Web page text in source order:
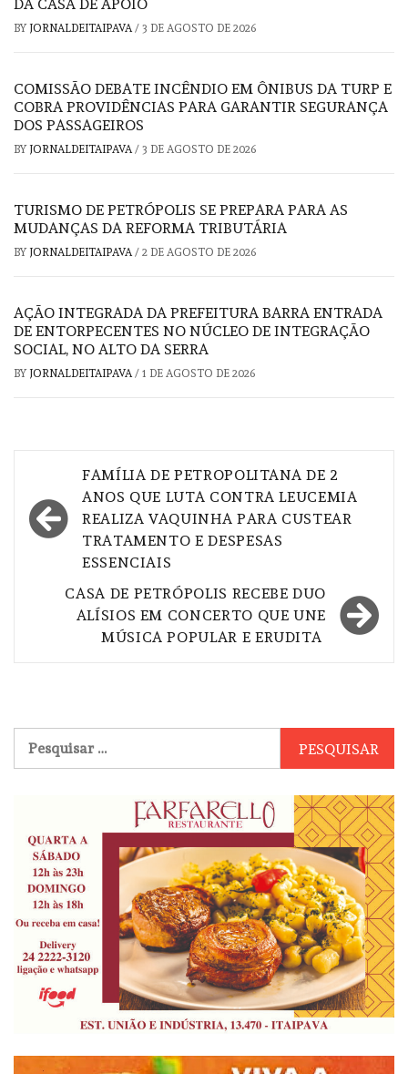
DA CASA DE APOIO
BY JORNALDEITAIPAVA / 3 DE AGOSTO DE 2026
COMISSÃO DEBATE INCÊNDIO EM ÔNIBUS DA TURP E
COBRA PROVIDÊNCIAS PARA GARANTIR SEGURANÇA
DOS PASSAGEIROS
BY JORNALDEITAIPAVA / 3 DE AGOSTO DE 2026
TURISMO DE PETRÓPOLIS SE PREPARA PARA AS
MUDANÇAS DA REFORMA TRIBUTÁRIA
BY JORNALDEITAIPAVA / 2 DE AGOSTO DE 2026
AÇÃO INTEGRADA DA PREFEITURA BARRA ENTRADA
DE ENTORPECENTES NO NÚCLEO DE INTEGRAÇÃO
SOCIAL, NO ALTO DA SERRA
BY JORNALDEITAIPAVA / 1 DE AGOSTO DE 2026
Navegação
de
Post
FAMÍLIA DE PETROPOLITANA DE 2
ANOS QUE LUTA CONTRA LEUCEMIA
REALIZA VAQUINHA PARA CUSTEAR
TRATAMENTO E DESPESAS
ESSENCIAIS
CASA DE PETRÓPOLIS RECEBE DUO
ALÍSIOS EM CONCERTO QUE UNE
MÚSICA POPULAR E ERUDITA
por: